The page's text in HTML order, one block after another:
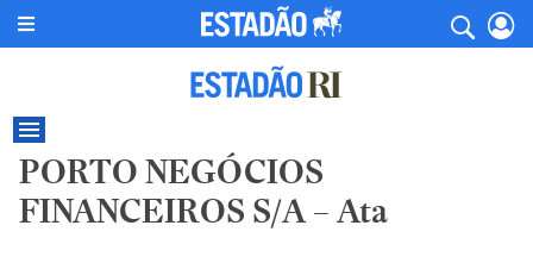
PORTO NEGÓCIOS
FINANCEIROS S/A – Ata